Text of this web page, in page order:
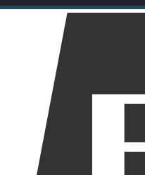
Motorräder
Dirt Bikes
Downhill
Allgemein